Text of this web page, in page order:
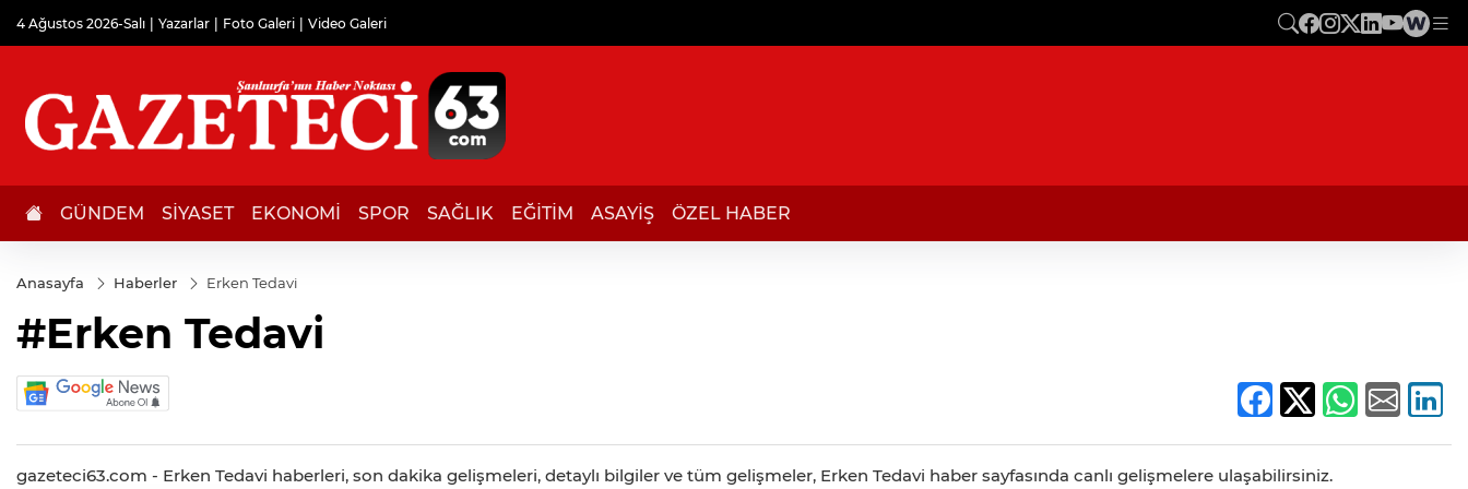
4 Ağustos 2026-Salı Yazarlar Foto Galeri Video Galeri
GÜNDEM SİYASET EKONOMİ SPOR SAĞLIK EĞİTİM ASAYİŞ ÖZEL HABER
Anasayfa Haberler Erken Tedavi
#Erken Tedavi
gazeteci63.com - Erken Tedavi haberleri, son dakika gelişmeleri, detaylı bilgiler ve tüm gelişmeler, Erken Tedavi haber sayfasında canlı gelişmelere ulaşabilirsiniz.